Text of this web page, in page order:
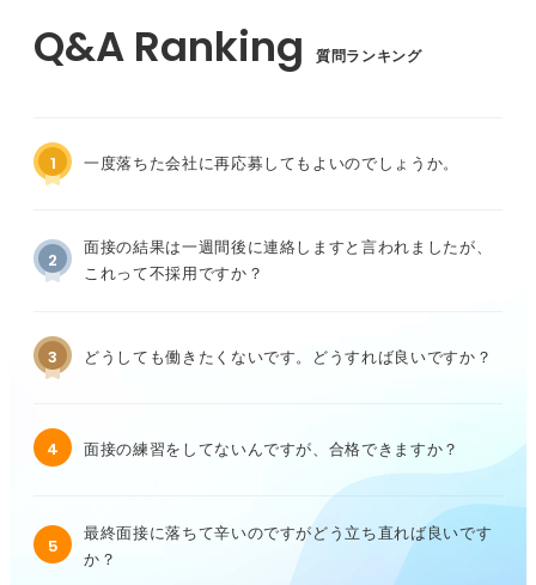
質問ランキング
1 一度落ちた会社に再応募してもよいのでしょうか。
2
面接の結果は一週間後に連絡しますと言われましたが、
これって不採用ですか？
3 どうしても働きたくないです。どうすれば良いですか？
4 面接の練習をしてないんですが、合格できますか？
5
最終面接に落ちて辛いのですがどう立ち直れば良いです
か？